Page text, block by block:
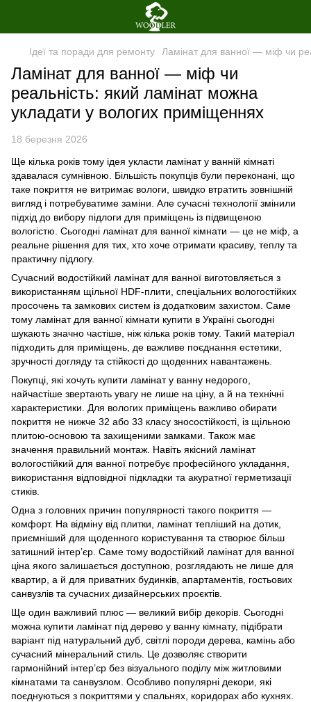
Ідеї та поради для ремонту Ламінат для ванної — міф чи
Ламінат для ванної — міф чи
реальність: який ламінат можна
укладати у вологих приміщеннях
18 березня 2026
Ще кілька років тому ідея укласти ламінат у ванній кімнаті
здавалася сумнівною. Більшість покупців були переконані, що
таке покриття не витримає вологи, швидко втратить зовнішній
вигляд і потребуватиме заміни. Але сучасні технології змінили
підхід до вибору підлоги для приміщень із підвищеною
вологістю. Сьогодні ламінат для ванної кімнати — це не міф, а
реальне рішення для тих, хто хоче отримати красиву, теплу та
практичну підлогу.
Сучасний водостійкий ламінат для ванної виготовляється з
використанням щільної HDF-плити, спеціальних вологостійких
просочень та замкових систем із додатковим захистом. Саме
тому ламінат для ванної кімнати купити в Україні сьогодні
шукають значно частіше, ніж кілька років тому. Такий матеріал
підходить для приміщень, де важливе поєднання естетики,
зручності догляду та стійкості до щоденних навантажень.
Покупці, які хочуть купити ламінат у ванну недорого,
найчастіше звертають увагу не лише на ціну, а й на технічні
характеристики. Для вологих приміщень важливо обирати
покриття не нижче 32 або 33 класу зносостійкості, із щільною
плитою-основою та захищеними замками. Також має
значення правильний монтаж. Навіть якісний ламінат
вологостійкий для ванної потребує професійного укладання,
використання відповідної підкладки та акуратної герметизації
стиків.
Одна з головних причин популярності такого покриття —
комфорт. На відміну від плитки, ламінат тепліший на дотик,
приємніший для щоденного користування та створює більш
затишний інтер’єр. Саме тому водостійкий ламінат для ванної
ціна якого залишається доступною, розглядають не лише для
квартир, а й для приватних будинків, апартаментів, гостьових
санвузлів та сучасних дизайнерських проєктів.
Ще один важливий плюс — великий вибір декорів. Сьогодні
можна купити ламінат під дерево у ванну кімнату, підібрати
варіант під натуральний дуб, світлі породи дерева, камінь або
сучасний мінеральний стиль. Це дозволяє створити
гармонійний інтер’єр без візуального поділу між житловими
кімнатами та санвузлом. Особливо популярні декори, які
поєднуються з покриттями у спальнях, коридорах або кухнях.